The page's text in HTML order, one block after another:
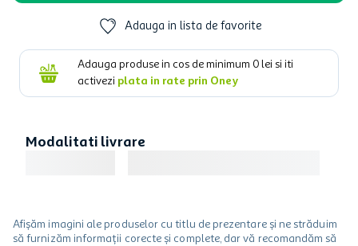
Adauga in lista de favorite
Adauga produse in cos de minimum 0 lei si iti
activezi plata in rate prin Oney
Modalitati livrare
Afișăm imagini ale produselor cu titlu de prezentare și ne străduim
să furnizăm informații corecte și complete, dar vă recomandăm să